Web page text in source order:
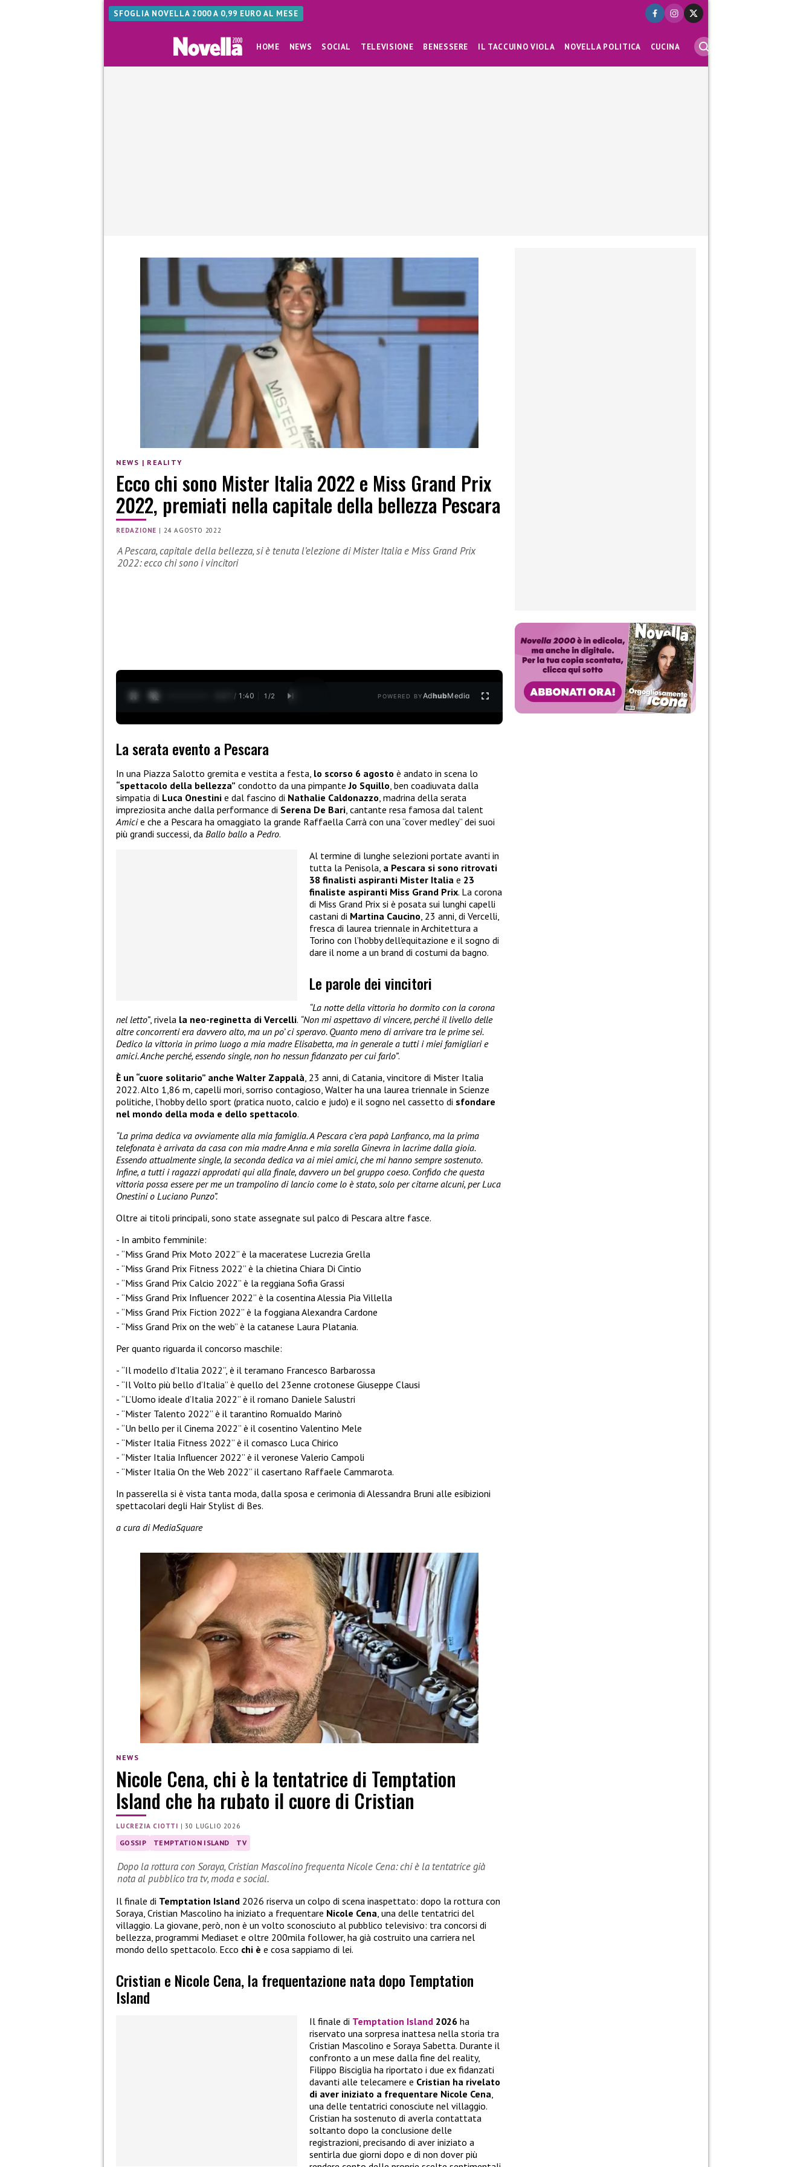
SFOGLIA NOVELLA 2000 A 0,99 EURO AL MESE
HOME NEWS SOCIAL TELEVISIONE BENESSERE IL TACCUINO VIOLA NOVELLA POLITICA CUCINA
NEWS | REALITY
Ecco chi sono Mister Italia 2022 e Miss Grand Prix
2022, premiati nella capitale della bellezza Pescara
REDAZIONE | 24 AGOSTO 2022
A Pescara, capitale della bellezza, si è tenuta l’elezione di Mister Italia e Miss Grand Prix
2022: ecco chi sono i vincitori
0:28 / 1:40 1 /2 POWERED BYAdhubMedia
La serata evento a Pescara
In una Piazza Salotto gremita e vestita a festa, lo scorso 6 agosto è andato in scena lo
“spettacolo della bellezza” condotto da una pimpanteJo Squillo, ben coadiuvata dalla
simpatia di Luca Onestini e dal fascino di Nathalie Caldonazzo, madrina della serata
impreziosita anche dalla performance di Serena De Bari, cantante resa famosa dal talent
Amicie che a Pescara ha omaggiato la grande Raffaella Carrà con una “cover medley” dei suoi
più grandi successi, da Ballo ballo a Pedro.
Al termine di lunghe selezioni portate avanti in
tutta la Penisola, a Pescara si sono ritrovati
38 finalisti aspiranti Mister Italia e 23
finaliste aspiranti Miss Grand Prix. La corona
di Miss Grand Prix si è posata sui lunghi capelli
castani di Martina Caucino, 23 anni, di Vercelli,
fresca di laurea triennale in Architettura a
Torino con l’hobby dell’equitazione e il sogno di
dare il nome a un brand di costumi da bagno.
Le parole dei vincitori
“La notte della vittoria ho dormito con la corona
nel letto”, rivela la neo-reginetta di Vercelli. “Non mi aspettavo di vincere, perché il livello delle
altre concorrenti era davvero alto, ma un po’ ci speravo. Quanto meno di arrivare tra le prime sei.
Dedico la vittoria in primo luogo a mia madre Elisabetta, ma in generale a tutti i miei famigliari e
amici. Anche perché, essendo single, non ho nessun fidanzato per cui farlo”.
È un “cuore solitario” anche Walter Zappalà, 23 anni, di Catania, vincitore di Mister Italia
2022. Alto 1,86 m, capelli mori, sorriso contagioso, Walter ha una laurea triennale in Scienze
politiche, l’hobby dello sport (pratica nuoto, calcio e judo) e il sogno nel cassetto di sfondare
nel mondo della moda e dello spettacolo.
“La prima dedica va ovviamente alla mia famiglia. A Pescara c’era papà Lanfranco, ma la prima
telefonata è arrivata da casa con mia madre Anna e mia sorella Ginevra in lacrime dalla gioia.
Essendo attualmente single, la seconda dedica va ai miei amici, che mi hanno sempre sostenuto.
Infine, a tutti i ragazzi approdati qui alla finale, davvero un bel gruppo coeso. Confido che questa
vittoria possa essere per me un trampolino di lancio come lo è stato, solo per citarne alcuni, per Luca
Onestini o Luciano Punzo”.
Oltre ai titoli principali, sono state assegnate sul palco di Pescara altre fasce.
In ambito femminile:
“Miss Grand Prix Moto 2022” è la maceratese Lucrezia Grella
“Miss Grand Prix Fitness 2022” è la chietina Chiara Di Cintio
“Miss Grand Prix Calcio 2022” è la reggiana Sofia Grassi
“Miss Grand Prix Influencer 2022” è la cosentina Alessia Pia Villella
“Miss Grand Prix Fiction 2022” è la foggiana Alexandra Cardone
“Miss Grand Prix on the web” è la catanese Laura Platania.
Per quanto riguarda il concorso maschile:
“Il modello d’Italia 2022”, è il teramano Francesco Barbarossa
“Il Volto più bello d’Italia” è quello del 23enne crotonese Giuseppe Clausi
“L’Uomo ideale d’Italia 2022” è il romano Daniele Salustri
“Mister Talento 2022” è il tarantino Romualdo Marinò
“Un bello per il Cinema 2022” è il cosentino Valentino Mele
“Mister Italia Fitness 2022” è il comasco Luca Chirico
“Mister Italia Influencer 2022” è il veronese Valerio Campoli
“Mister Italia On the Web 2022” il casertano Raffaele Cammarota.
In passerella si è vista tanta moda, dalla sposa e cerimonia di Alessandra Bruni alle esibizioni
spettacolari degli Hair Stylist di Bes.
a cura di MediaSquare
NEWS
Nicole Cena, chi è la tentatrice di Temptation
Island che ha rubato il cuore di Cristian
LUCREZIA CIOTTI |30 LUGLIO 2026
GOSSIP TEMPTATION ISLAND TV
Dopo la rottura con Soraya, Cristian Mascolino frequenta Nicole Cena: chi è la tentatrice già
nota al pubblico tra tv, moda e social.
Il finale di Temptation Island 2026 riserva un colpo di scena inaspettato: dopo la rottura con
Soraya, Cristian Mascolino ha iniziato a frequentare Nicole Cena, una delle tentatrici del
villaggio. La giovane, però, non è un volto sconosciuto al pubblico televisivo: tra concorsi di
bellezza, programmi Mediaset e oltre 200mila follower, ha già costruito una carriera nel
mondo dello spettacolo. Ecco chi è e cosa sappiamo di lei.
Cristian e Nicole Cena, la frequentazione nata dopo Temptation
Island
Il finale di Temptation Island 2026 ha
riservato una sorpresa inattesa nella storia tra
Cristian Mascolino e Soraya Sabetta. Durante il
confronto a un mese dalla fine del reality,
Filippo Bisciglia ha riportato i due ex fidanzati
davanti alle telecamere e Cristian ha rivelato
di aver iniziato a frequentare Nicole Cena,
una delle tentatrici conosciute nel villaggio.
Cristian ha sostenuto di averla contattata
soltanto dopo la conclusione delle
registrazioni, precisando di aver iniziato a
sentirla due giorni dopo e di non dover più